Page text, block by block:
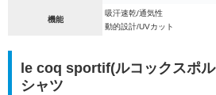
機能
吸汗速乾/通気性
動的設計/UVカット
le coq sportif(ルコックスポ
シャツ